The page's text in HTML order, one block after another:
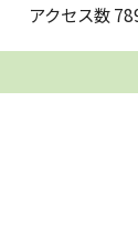
アクセス数